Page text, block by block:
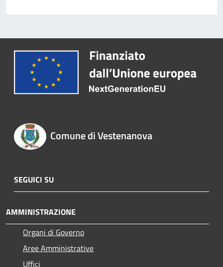
Comune di Vestenanova
SEGUICI SU
AMMINISTRAZIONE
Organi di Governo
Aree Amministrative
Uffici